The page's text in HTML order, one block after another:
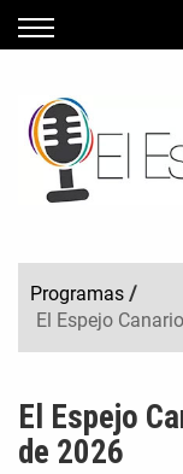
Programas /
El Espejo
El Espejo
de 2026